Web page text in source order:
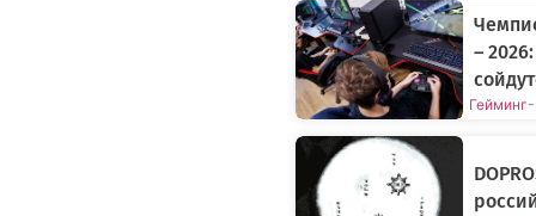
–
Гейминг